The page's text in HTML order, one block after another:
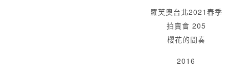
羅芙奧台北2021春季
拍賣會 205
櫻花的間奏
2016